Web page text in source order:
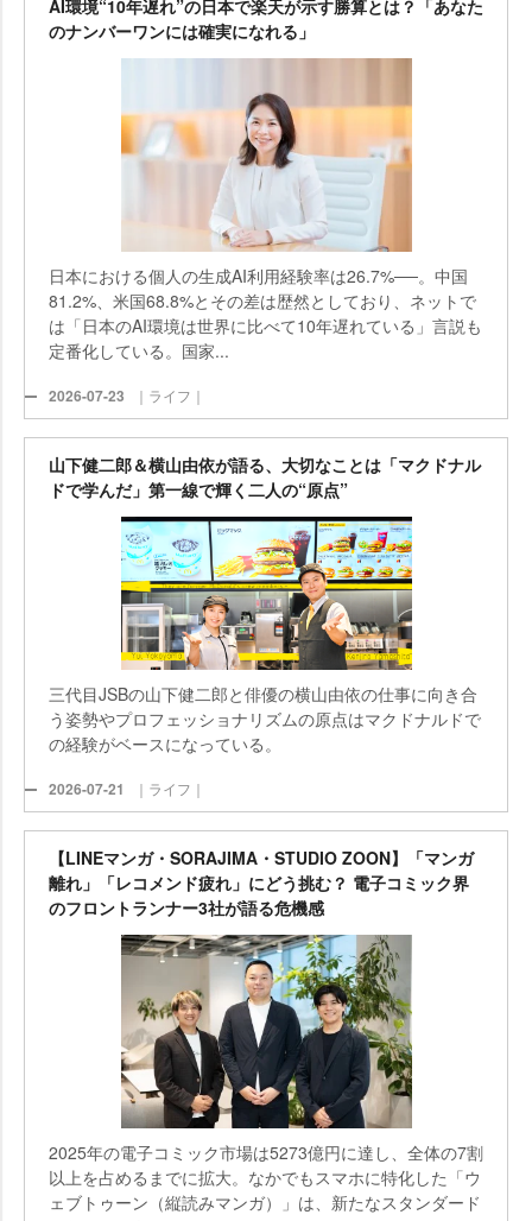
AI環境“10年遅れ”の日本で楽天が示す勝算とは？「あなた
のナンバーワンには確実になれる」
日本における個人の生成AI利用経験率は26.7%──。中国
81.2%、米国68.8%とその差は歴然としており、ネットで
は「日本のAI環境は世界に比べて10年遅れている」言説も
定番化している。国家...
2026-07-23 ｜ライフ｜
山下健二郎＆横山由依が語る、大切なことは「マクドナル
ドで学んだ」第一線で輝く二人の“原点”
三代目JSBの山下健二郎と俳優の横山由依の仕事に向き合
う姿勢やプロフェッショナリズムの原点はマクドナルドで
の経験がベースになっている。
2026-07-21 ｜ライフ｜
【LINEマンガ・SORAJIMA・STUDIO ZOON】「マンガ
離れ」「レコメンド疲れ」にどう挑む？ 電子コミック界
のフロントランナー3社が語る危機感
2025年の電子コミック市場は5273億円に達し、全体の7割
以上を占めるまでに拡大。なかでもスマホに特化した「ウ
ェブトゥーン（縦読みマンガ）」は、新たなスタンダード